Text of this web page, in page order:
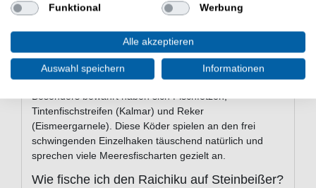
Heilbutt, Seelachs, Rotbarsch, Steinbeißer, Leng, Lumb
sich an viele Fischarten und Tiefen anpassen.
Welcher Naturköder eignet sich am besten
für den Raichiku?
Besonders bewährt haben sich Fischfetzen,
Tintenfischstreifen (Kalmar) und Reker
(Eismeergarnele). Diese Köder spielen an den frei
schwingenden Einzelhaken täuschend natürlich und
sprechen viele Meeresfischarten gezielt an.
Wie fische ich den Raichiku auf Steinbeißer?
Funktional Werbung
Alle akzeptieren
Auswahl speichern Informationen